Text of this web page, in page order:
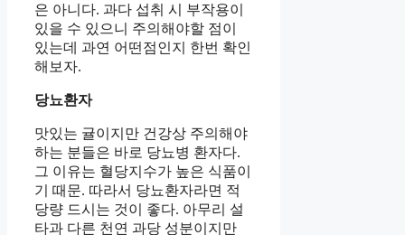
은 아니다. 과다 섭취 시 부작용이
있을 수 있으니 주의해야할 점이
있는데 과연 어떤점인지 한번 확인
해보자.
당뇨환자
맛있는 귤이지만 건강상 주의해야
하는 분들은 바로 당뇨병 환자다.
그 이유는 혈당지수가 높은 식품이
기 때문. 따라서 당뇨환자라면 적
당량 드시는 것이 좋다. 아무리 설
타과 다른 천연 과당 성분이지만